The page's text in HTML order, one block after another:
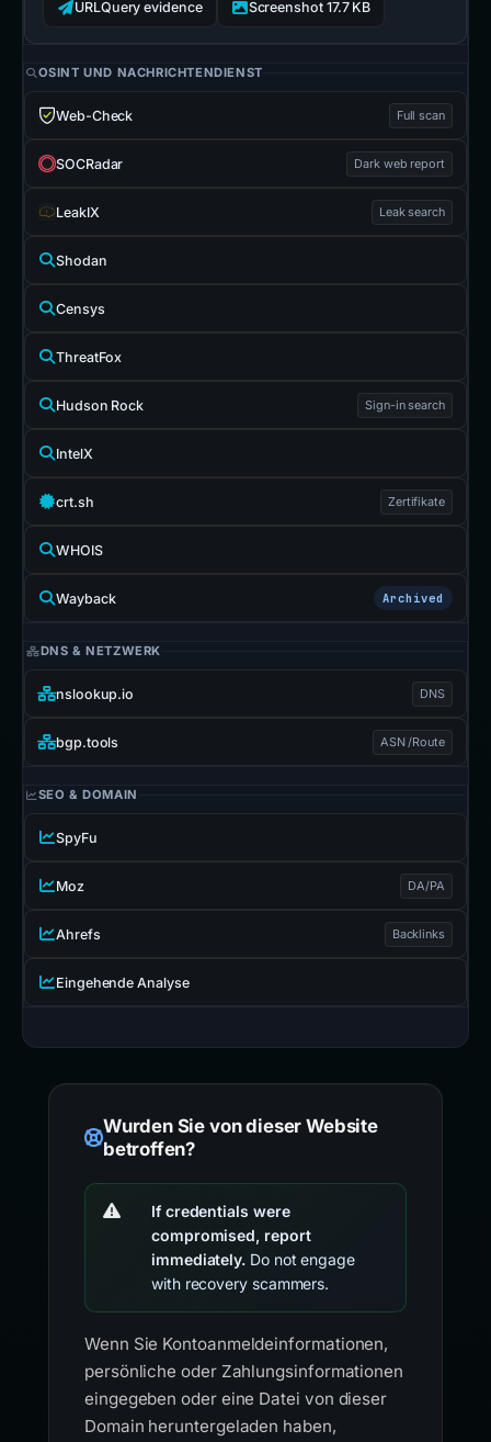
URLQuery evidence Screenshot 17.7 KB
OSINT UND NACHRICHTENDIENST
Web-Check Full scan
SOCRadar Dark web report
LeakIX Leak search
Shodan
Censys
ThreatFox
Hudson Rock Sign-in search
IntelX
crt.sh Zertifikate
WHOIS
Wayback Archived
DNS & NETZWERK
nslookup.io DNS
bgp.tools ASN /Route
SEO & DOMAIN
SpyFu
Moz DA/PA
Ahrefs Backlinks
Eingehende Analyse
Wurden Sie von dieser Website
betroffen?
If credentials were
compromised, report
immediately. Do not engage
with recovery scammers.
Wenn Sie Kontoanmeldeinformationen,
persönliche oder Zahlungsinformationen
eingegeben oder eine Datei von dieser
Domain heruntergeladen haben,